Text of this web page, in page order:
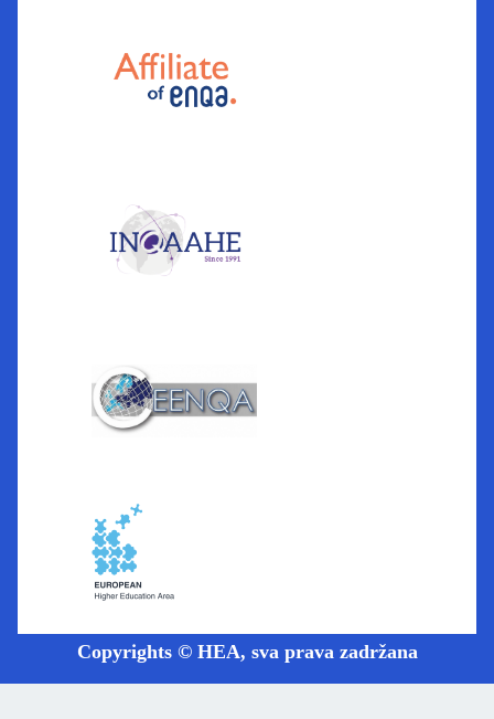
Copyrights © HEA, sva prava zadržana